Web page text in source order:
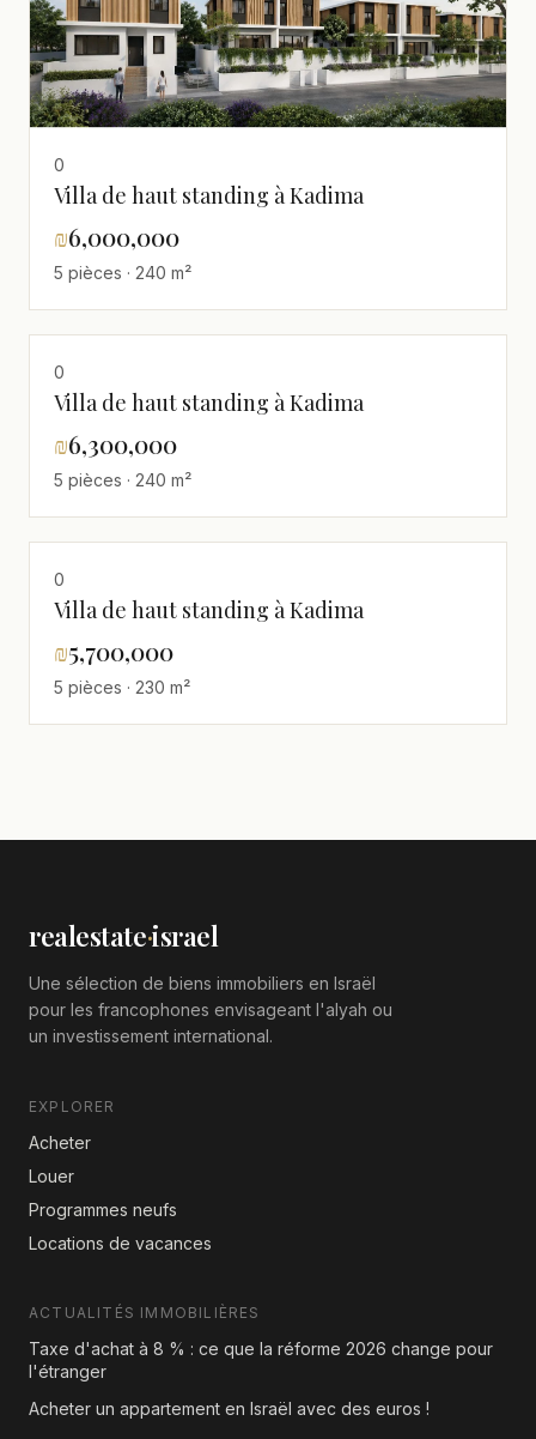
0
Villa de haut standing à Kadima
₪6,000,000
5 pièces · 240 m²
0
Villa de haut standing à Kadima
₪6,300,000
5 pièces · 240 m²
realestate
Une sélection de biens immobiliers en Israël
pour les francophones envisageant l'alyah ou
un investissement international.
EXPLORER
Acheter
Louer
Programmes neufs